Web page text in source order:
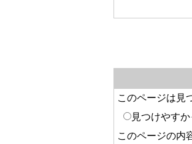
このページは見
見つけやす
このページの内